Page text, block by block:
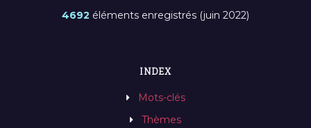
4692 éléments enregistrés (juin 2022)
INDEX
Mots-clés
Thèmes